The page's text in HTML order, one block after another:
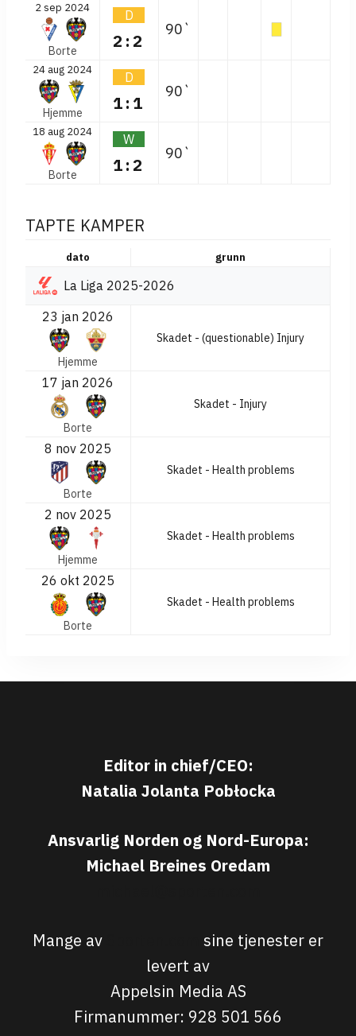
2 sep 2024
Borte
D
2:2
90`
24 aug 2024
Hjemme
D
1:1
90`
18 aug 2024
Borte
W
1:2
90`
TAPTE KAMPER
dato grunn
La Liga 2025-2026
23 jan 2026
Hjemme
Skadet - (questionable) Injury
17 jan 2026
Borte
Skadet - Injury
8 nov 2025
Borte
Skadet - Health problems
2 nov 2025
Hjemme
Skadet - Health problems
26 okt 2025
Borte
Skadet - Health problems
Editor in chief/CEO:
Natalia Jolanta Pobłocka
Ansvarlig Norden og Nord-Europa:
Michael Breines Oredam
Mange av
sine tjenester er
levert av
Appelsin Media AS
Firmanummer: 928 501 566